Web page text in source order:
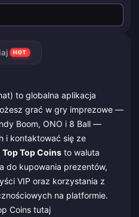
HOT
to globalna aplikacja
grać w gry imprezowe —
Boom, ONO i 8 Ball —
i kontaktować się ze
Top Top Coins to waluta
do kupowania prezentów,
VIP oraz korzystania z
na platformie.
Coins tutaj